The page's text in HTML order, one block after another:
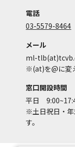
電話
03-5579-8464
メール
ml-
※(at)を@に変
窓口開設時間
平日
※土日祝日・
す。